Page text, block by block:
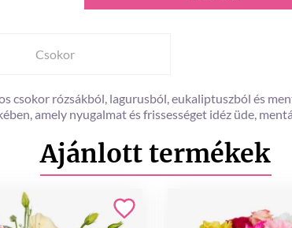
Csokor
csokor rózsákból, lagurusból, eukaliptuszból és
amely nyugalmat és frissességet idéz üde,
Ajánlott termékek